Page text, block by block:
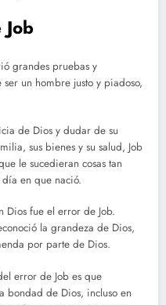
grandes pruebas y
un hombre justo y piadoso,
de Dios y dudar de su
sus bienes y su salud, Job
le sucedieran cosas tan
en que nació.
Dios fue el error de Job.
la grandeza de Dios,
por parte de Dios.
error de Job es que
bondad de Dios, incluso en